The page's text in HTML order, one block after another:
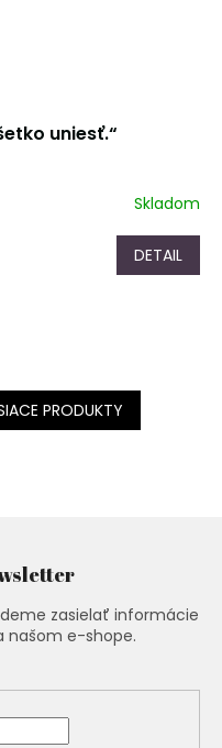
uniesť.“
Skladom
DETAIL
PRODUKTY
zasielať informácie
našom e-shope.